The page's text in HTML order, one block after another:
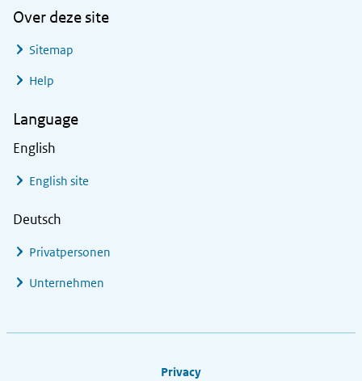
Over deze site
Sitemap
Help
Language
English
English site
Deutsch
Privatpersonen
Unternehmen
Privacy